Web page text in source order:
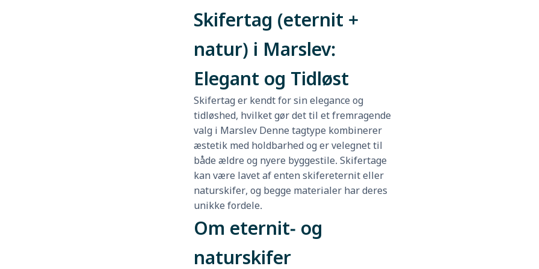
Skifertag (eternit +
natur) i Marslev:
Elegant og Tidløst
Skifertag er kendt for sin elegance og
tidløshed, hvilket gør det til et fremragende
valg i Marslev Denne tagtype kombinerer
æstetik med holdbarhed og er velegnet til
både ældre og nyere byggestile. Skifertage
kan være lavet af enten skifereternit eller
naturskifer, og begge materialer har deres
unikke fordele.
Om eternit- og
naturskifer